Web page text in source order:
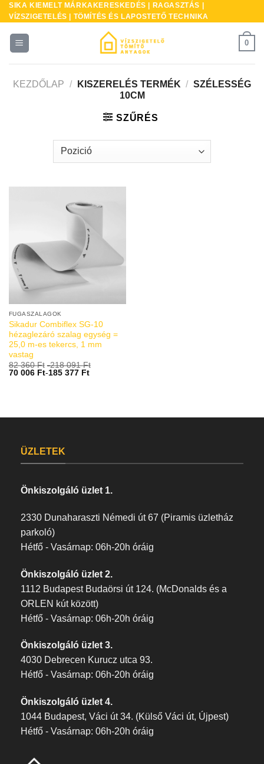
Skip
to
content
SIKA KIEMELT MÁRKAKERESKEDÉS | RAGASZTÁS |
VÍZSZIGETELÉS | TÖMÍTÉS ÉS LAPOSTETŐ TECHNIKA
0
KEZDŐLAP / KISZERELÉS TERMÉK / SZÉLESSÉG
10CM
SZŰRÉS
FUGASZALAGOK
Sikadur Combiflex SG-10
hézaglezáró szalag egység =
25,0 m-es tekercs, 1 mm
vastag
82 360Ft -218 091Ft
70 006 Ft-185 377 Ft
ÜZLETEK
Önkiszolgáló üzlet 1.
2330 Dunaharaszti Némedi út 67 (Piramis üzletház
parkoló)
Hétfő - Vasárnap: 06h-20h óráig
Önkiszolgáló üzlet 2.
1112 Budapest Budaörsi út 124. (McDonalds és a
ORLEN kút között)
Hétfő - Vasárnap: 06h-20h óráig
Önkiszolgáló üzlet 3.
4030 Debrecen Kurucz utca 93.
Hétfő - Vasárnap: 06h-20h óráig
Önkiszolgáló üzlet 4.
1044 Budapest, Váci út 34. (Külső Váci út, Újpest)
Hétfő - Vasárnap: 06h-20h óráig